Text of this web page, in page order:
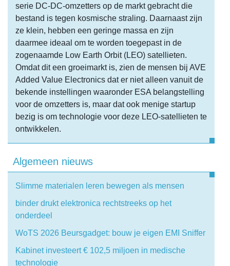
serie DC-DC-omzetters op de markt gebracht die
bestand is tegen kosmische straling. Daarnaast zijn
ze klein, hebben een geringe massa en zijn
daarmee ideaal om te worden toegepast in de
zogenaamde Low Earth Orbit (LEO) satellieten.
Omdat dit een groeimarkt is, zien de mensen bij AVE
Added Value Electronics dat er niet alleen vanuit de
bekende instellingen waaronder ESA belangstelling
voor de omzetters is, maar dat ook menige startup
bezig is om technologie voor deze LEO-satellieten te
ontwikkelen.
Algemeen nieuws
Slimme materialen leren bewegen als mensen
binder drukt elektronica rechtstreeks op het
onderdeel
WoTS 2026 Beursgadget: bouw je eigen EMI Sniffer
Kabinet investeert € 102,5 miljoen in medische
technologie